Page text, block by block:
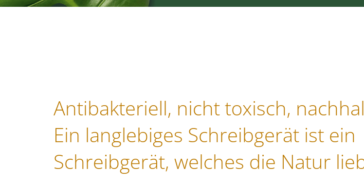
Antibakteriell, nicht toxisch,
Ein langlebiges Schreibgerät ist ein
Schreibgerät, welches die Natur